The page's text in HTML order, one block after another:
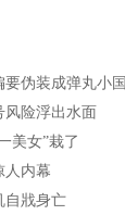
伪装成弹丸小国
风险浮出水面
美女”栽了
人内幕
自戕身亡